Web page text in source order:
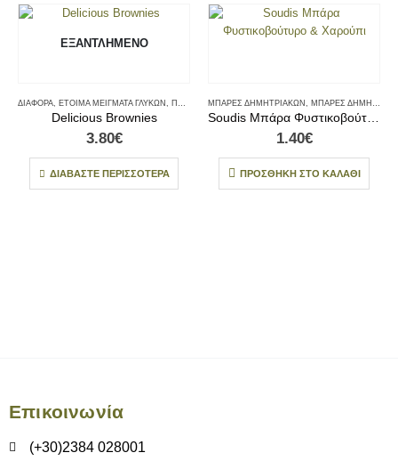
ΕΞΑΝΤΛΗΜΈΝΟ
ΔΙΆΦΟΡΑ ΈΤΟΙΜΑ ΜΕΊΓΜΑΤΑ ΓΛΥΚΏΝ ΠΡΩΙΝΟ
Delicious Brownies
3.80€
ΔΙΑΒΆΣΤΕ ΠΕΡΙΣΣΌΤΕΡΑ
ΜΠΆΡΕΣ ΔΗΜΗΤΡΙΑΚΏΝ ΜΠΆΡΕΣ ΔΗΜΗΤΡΙΑΚΏΝ & ΠΑΣΤΈΛΙΑ
1.40€
ΠΡΟΣΘΉΚΗ ΣΤΟ ΚΑΛΆΘΙ
Επικοινωνία
(+30)2384 028001